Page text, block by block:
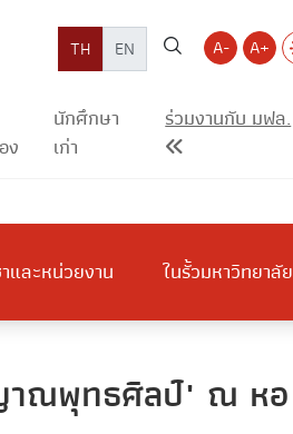
TH EN A- A+
ง
นักศึกษา
เก่า
ร่วมงานกับ มฟล.
และหน่วยงาน ในรั้วมหาวิทยาลัย
าณพุทธศิลป์" ณ หอ